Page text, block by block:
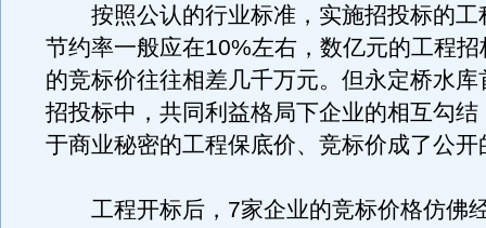
按照公认的行业标准，实施招投标的工
节约率一般应在10%左右，数亿元的工程
的竞标价往往相差几千万元。但永定桥水库
招投标中，共同利益格局下企业的相互勾结
于商业秘密的工程保底价、竞标价成了公开
工程开标后，7家企业的竞标价格仿佛